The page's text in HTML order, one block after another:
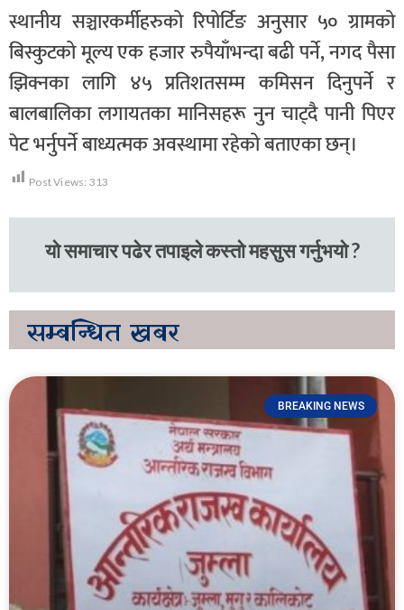
स्थानीय सञ्चारकर्मीहरुको रिपोर्टिङ अनुसार ५० ग्रामको
बिस्कुटको मूल्य एक हजार रुपैयाँभन्दा बढी पर्ने, नगद पैसा
झिक्नका लागि ४५ प्रतिशतसम्म कमिसन दिनुपर्ने र
बालबालिका लगायतका मानिसहरू नुन चाट्दै पानी पिएर
पेट भर्नुपर्ने बाध्यत्मक अवस्थामा रहेको बताएका छन्।
Post Views: 313
यो समाचार पढेर तपाइले कस्तो महसुस गर्नुभयो ?
सम्बन्धित खबर
BREAKING NEWS